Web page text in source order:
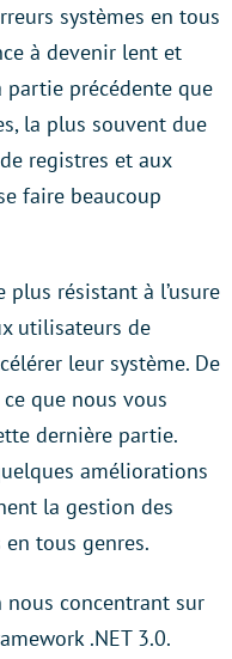
systèmes en tous
à devenir lent et
partie précédente que
la plus souvent due
registres et aux
faire beaucoup
résistant à l’usure
utilisateurs de
leur système. De
que nous vous
dernière partie.
améliorations
la gestion des
tous genres.
nous concentrant sur
.NET 3.0.